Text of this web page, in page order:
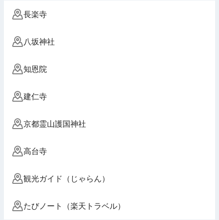
長楽寺
八坂神社
知恩院
建仁寺
京都霊山護国神社
高台寺
観光ガイド（じゃらん）
たびノート（楽天トラベル）